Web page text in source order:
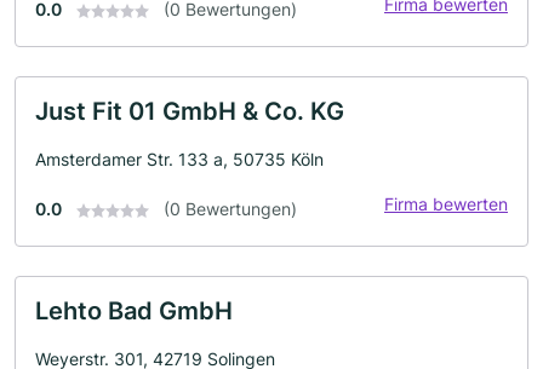
0.0 (0 Bewertungen) Firma bewerten
Just Fit 01 GmbH & Co. KG
Amsterdamer Str. 133 a, 50735 Köln
0.0 (0 Bewertungen) Firma bewerten
Lehto Bad GmbH
Weyerstr. 301, 42719 Solingen